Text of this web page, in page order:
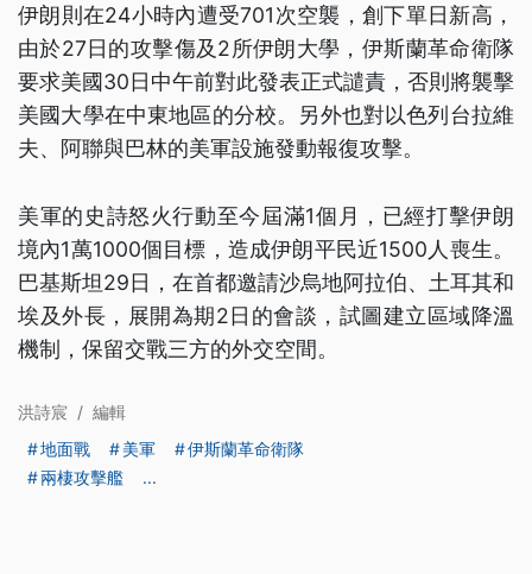
伊朗則在24小時內遭受701次空襲，創下單日新高，
由於27日的攻擊傷及2所伊朗大學，伊斯蘭革命衛隊
要求美國30日中午前對此發表正式譴責，否則將襲擊
美國大學在中東地區的分校。另外也對以色列台拉維
夫、阿聯與巴林的美軍設施發動報復攻擊。
美軍的史詩怒火行動至今屆滿1個月，已經打擊伊朗
境內1萬1000個目標，造成伊朗平民近1500人喪生。
巴基斯坦29日，在首都邀請沙烏地阿拉伯、土耳其和
埃及外長，展開為期2日的會談，試圖建立區域降溫
機制，保留交戰三方的外交空間。
洪詩宸 / 編輯
地面戰
美軍
伊斯蘭革命衛隊
兩棲攻擊艦
...